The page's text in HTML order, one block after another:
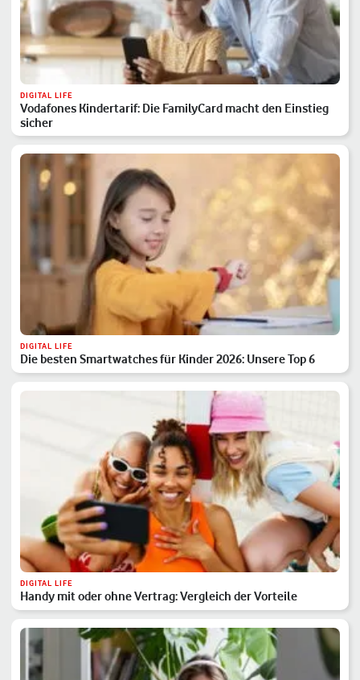
DIGITAL LIFE
Vodafones Kindertarif: Die FamilyCard macht den Einstieg
sicher
DIGITAL LIFE
Die besten Smartwatches für Kinder 2026: Unsere Top 6
DIGITAL LIFE
Handy mit oder ohne Vertrag: Vergleich der Vorteile